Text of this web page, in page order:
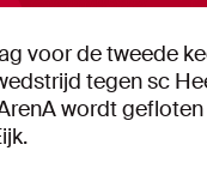
voor de tweede
tegen sc
wordt